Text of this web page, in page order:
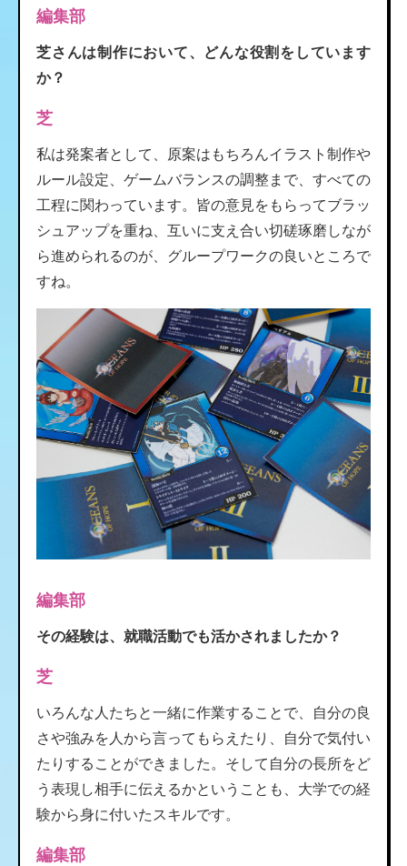
編集部
芝さんは制作において、どんな役割をしています
か？
芝
私は発案者として、原案はもちろんイラスト制作や
ルール設定、ゲームバランスの調整まで、すべての
工程に関わっています。皆の意見をもらってブラッ
シュアップを重ね、互いに支え合い切磋琢磨しなが
ら進められるのが、グループワークの良いところで
すね。
編集部
その経験は、就職活動でも活かされましたか？
芝
いろんな人たちと一緒に作業することで、自分の良
さや強みを人から言ってもらえたり、自分で気付い
たりすることができました。そして自分の長所をど
う表現し相手に伝えるかということも、大学での経
験から身に付いたスキルです。
編集部